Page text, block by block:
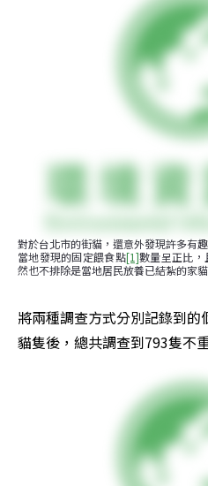
對於台北市的街貓，還意外發現許多有
當地發現的固定餵食點[1]數量呈正比，
然也不排除是當地居民放養已結紮的家
將兩種調查方式分別記錄到
貓隻後，總共調查到793隻不